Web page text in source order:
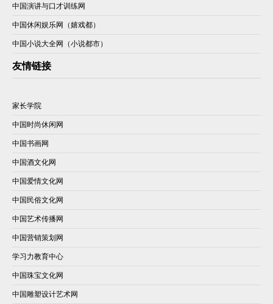
中国演讲与口才训练网
中国休闲娱乐网（嬉戏都）
中国小说大全网（小说都市）
友情链接
家长学院
中国时尚休闲网
中国书画网
中国酒文化网
中国爱情文化网
中国民俗文化网
中国艺术传播网
中国营销策划网
学习力教育中心
中国珠宝文化网
中国雕塑设计艺术网